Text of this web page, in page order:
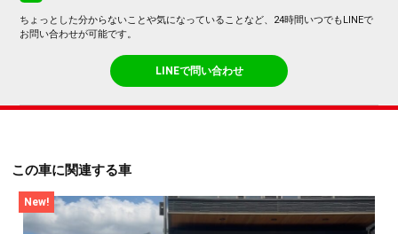
ちょっとした分からないことや気になっていることなど、24時間いつでもLINEで
お問い合わせが可能です。
LINEで問い合わせ
この車に関連する車
New!